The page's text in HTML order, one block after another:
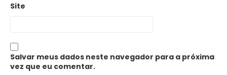
Site
Salvar meus dados neste navegador para a próxima
vez que eu comentar.